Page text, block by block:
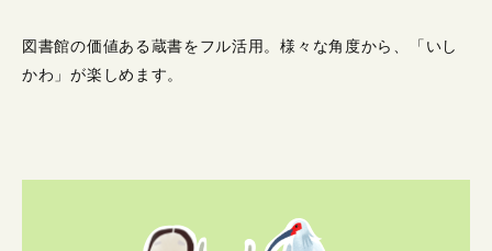
図書館の価値ある蔵書をフル活用。様々な角度から、「いし
かわ」が楽しめます。